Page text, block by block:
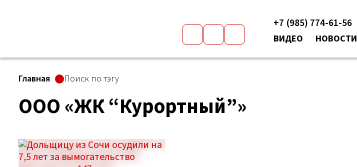
+7 (985) 774-61-56
ВИДЕО
НОВОСТИ
Главная Поиск по тэгу
ООО «ЖК “Курортный”»